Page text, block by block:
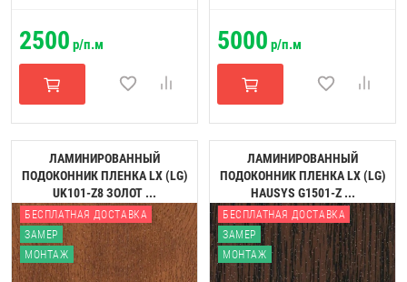
2500 р/п.м 5000 р/п.м
ЛАМИНИРОВАННЫЙ
ПОДОКОННИК ПЛЕНКА LX (LG)
UK101-Z8 ЗОЛОТ ...
БЕСПЛАТНАЯ ДОСТАВКА
ЗАМЕР
МОНТАЖ
ЛАМИНИРОВАННЫЙ
ПОДОКОННИК ПЛЕНКА LX (LG)
HAUSYS G1501-Z ...
БЕСПЛАТНАЯ ДОСТАВКА
ЗАМЕР
МОНТАЖ